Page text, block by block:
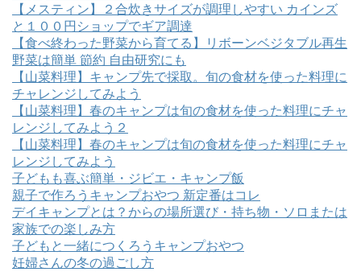
【メスティン】２合炊きサイズが調理しやすい カインズ
と１００円ショップでギア調達
【食べ終わった野菜から育てる】リボーンベジタブル再生
野菜は簡単 節約 自由研究にも
【山菜料理】キャンプ先で採取。旬の食材を使った料理に
チャレンジしてみよう
【山菜料理】春のキャンプは旬の食材を使った料理にチャ
レンジしてみよう２
【山菜料理】春のキャンプは旬の食材を使った料理にチャ
レンジしてみよう
子どもも喜ぶ簡単・ジビエ・キャンプ飯
親子で作ろうキャンプおやつ 新定番はコレ
デイキャンプとは？からの場所選び・持ち物・ソロまたは
家族での楽しみ方
子どもと一緒につくろうキャンプおやつ
妊婦さんの冬の過ごし方